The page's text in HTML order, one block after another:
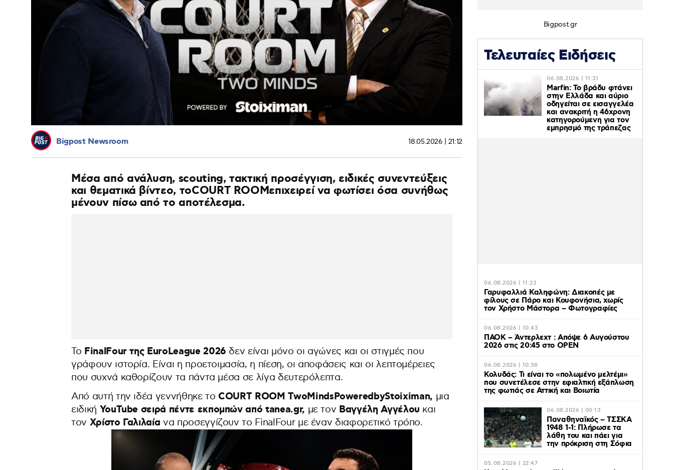
Bigpost Newsroom 18.05.2026 | 21:12
Μέσα από ανάλυση, scouting, τακτική προσέγγιση, ειδικές συνεντεύξεις
και θεματικά βίντεο, τοCOURT ROOMεπιχειρεί να φωτίσει όσα συνήθως
μένουν πίσω από το αποτέλεσμα.
Το FinalFour της EuroLeague 2026 δεν είναι μόνο οι αγώνες και οι στιγμές που
γράφουν ιστορία. Είναι η προετοιμασία, η πίεση, οι αποφάσεις και οι λεπτομέρειες
που συχνά καθορίζουν τα πάντα μέσα σε λίγα δευτερόλεπτα.
Από αυτή την ιδέα γεννήθηκε το COURT ROOM TwoMindsPoweredbyStoiximan, μια
ειδική YouTube σειρά πέντε εκπομπών από tanea.gr, με τον Βαγγέλη Αγγέλου και
τον Χρίστο Γαλιλαία να προσεγγίζουν το FinalFour με έναν διαφορετικό τρόπο.
Bigpost.gr
Τελευταίες Ειδήσεις
06.08.2026 | 11:31
Marfin: Το βράδυ φτάνει
στην Ελλάδα και αύριο
οδηγείται σε εισαγγελέα
και ανακριτή η 46χρονη
κατηγορούμενη για τον
εμπρησμό της τράπεζας
06.08.2026 | 11:23
Γαρυφαλλιά Καληφώνη: Διακοπές με
φίλους σε Πάρο και Κουφονήσια, χωρίς
τον Χρήστο Μάστορα – Φωτογραφίες
06.08.2026 | 10:43
ΠΑΟΚ – Άντερλεχτ : Απόψε 6 Αυγούστου
2026 στις 20:45 στο ΟΡΕΝ
06.08.2026 | 10:38
Κολυδάς: Τι είναι το «πολωμένο μελτέμι»
που συνετέλεσε στην εφιαλτική εξάπλωση
της φωτιάς σε Αττική και Βοιωτία
06.08.2026 | 00:13
Παναθηναϊκός – ΤΣΣΚΑ
1948 1-1: Πλήρωσε τα
λάθη του και πάει για
την πρόκριση στη Σόφια
05.08.2026 | 22:47